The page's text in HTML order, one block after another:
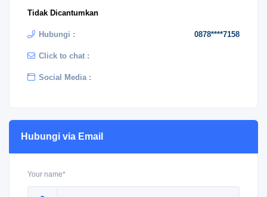
Tidak Dicantumkan
Hubungi : 0878****7158
Click to chat :
Social Media :
Hubungi via Email
Your name*